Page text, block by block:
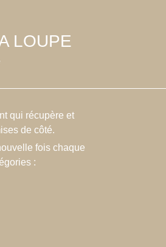
LOUPE
qui récupère et
de côté.
fois chaque
: